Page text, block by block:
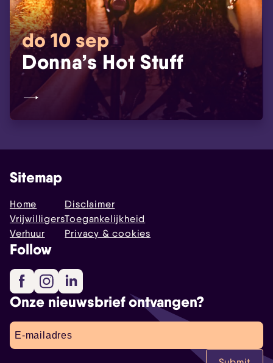
do 10 sep
Donna’s Hot Stuff
Sitemap
Home
Vrijwilligers
Verhuur
Disclaimer
Toegankelijkheid
Privacy & cookies
Follow
FacebookInstagram
Onze nieuwsbrief ontvangen?